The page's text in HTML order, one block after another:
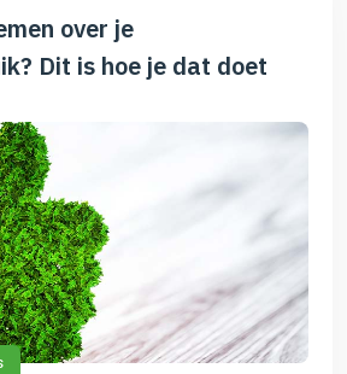
over je
Dit is hoe je dat doet